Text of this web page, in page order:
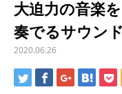
大迫力の音楽
奏でるサウン
2020.06.26